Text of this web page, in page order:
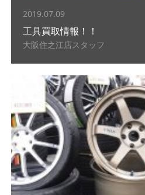
2019.07.09
工具買取情報！！
大阪住之江店スタッフ